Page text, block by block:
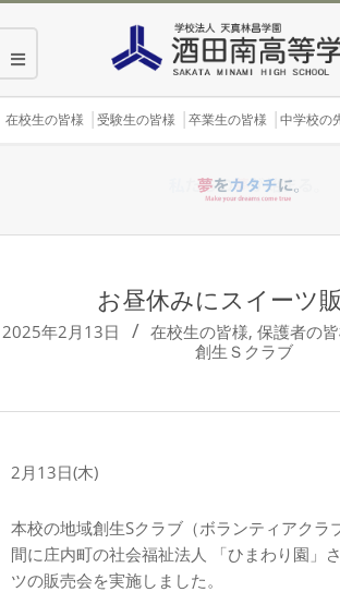
content
Secondary
在校生の皆様 受験生の皆様 卒業生の皆様 中学校の
お昼休みにスイーツ
2025年2月13日 在校生の皆様, 保護者の
創生Ｓクラブ
2月13日(木)
本校の地域創生Sクラブ（ボランティアクラ
間に庄内町の社会福祉法人 「ひまわり園」
ツの販売会を実施しました。